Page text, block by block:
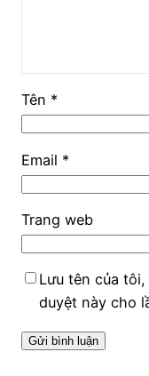
Tên *
Email *
Trang web
Lưu tên của
duyệt này cho